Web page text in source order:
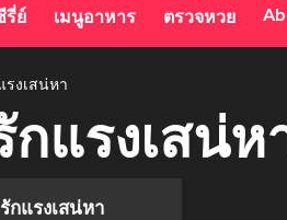
รี่ย์ เมนูอาหาร ตรวจหวย
รงเสน่หา
แรงเสน่ห
กแรงเสน่หา